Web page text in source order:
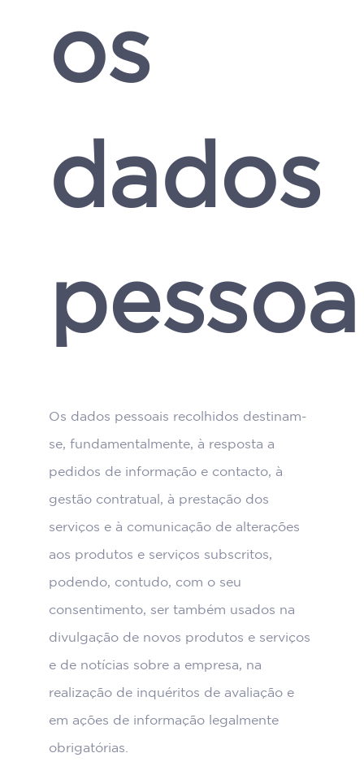
os
dados
Os dados pessoais recolhidos destinam-
se, fundamentalmente, à resposta a
pedidos de informação e contacto, à
gestão contratual, à prestação dos
serviços e à comunicação de alterações
aos produtos e serviços subscritos,
podendo, contudo, com o seu
consentimento, ser também usados na
divulgação de novos produtos e serviços
e de notícias sobre a empresa, na
realização de inquéritos de avaliação e
em ações de informação legalmente
obrigatórias.